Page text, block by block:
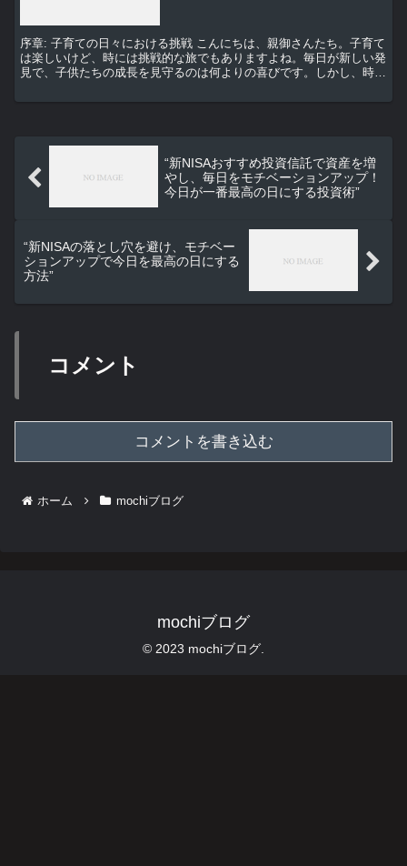
序章: 子育ての日々における挑戦 こんにちは、親御さんたち。子育て
は楽しいけど、時には挑戦的な旅でもありますよね。毎日が新しい発
見で、子供たちの成長を見守るのは何よりの喜びです。しかし、時に
“新NISAおすすめ投資信託で資産を増
やし、毎日をモチベーションアップ！
今日が一番最高の日にする投資術”
“新NISAの落とし穴を避け、モチベー
ションアップで今日を最高の日にする
方法”
コメント
コメントを書き込む
ホーム mochiブログ
mochiブログ
© 2023 mochiブログ.